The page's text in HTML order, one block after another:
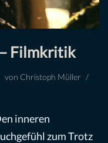
Filmkritik
von Christoph Müller
inneren
zum Trotz